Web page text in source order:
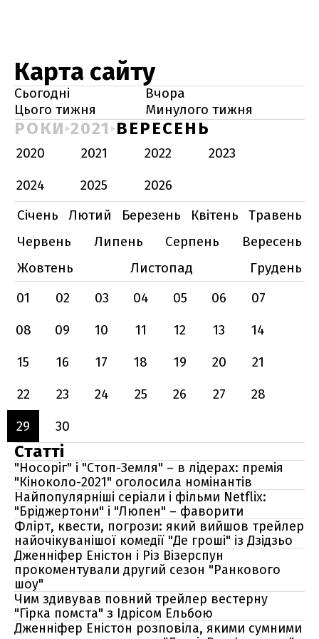
Карта сайту
Сьогодні
Вчора
Цього тижня
Минулого тижня
РОКИ 2021 ВЕРЕСЕНЬ
2020 2021 2022
2023
2024
2025
2026
Січень
Лютий Березень Квітень
Травень
Червень
Липень Серпень
Вересень
Жовтень
Листопад
Грудень
01
02 03 04 05 06
07
08
09 10 11 12 13
14
15
16 17 18 19 20
21
22
23 24 25 26 27
28
29
30
Статті
"Носоріг" і "Стоп-Земля" – в лідерах: премія
"Кіноколо-2021" оголосила номінантів
Найпопулярніші серіали і фільми Netflix:
"Бріджертони" і "Люпен" – фаворити
Флірт, квести, погрози: який вийшов трейлер
найочікуванішої комедії "Де гроші" із Дзідзьо
Дженніфер Еністон і Різ Візерспун
прокоментували другий сезон "Ранкового
шоу"
Чим здивував повний трейлер вестерну
"Гірка помста" з Ідрісом Ельбою
Дженніфер Еністон розповіла, якими сумними